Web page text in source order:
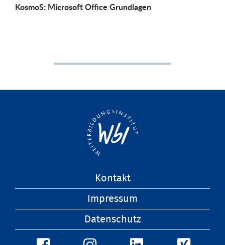
KosmoS: Microsoft Office Grund­lagen
Kontakt
Impressum
Datenschutz